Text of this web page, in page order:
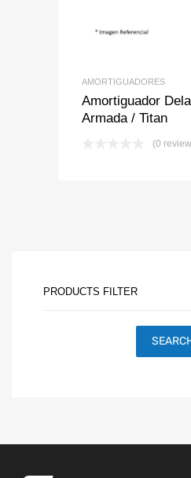
AMORTIGUADORES
Amortiguador
Armada / Titan
(0
PRODUCTS FILTER